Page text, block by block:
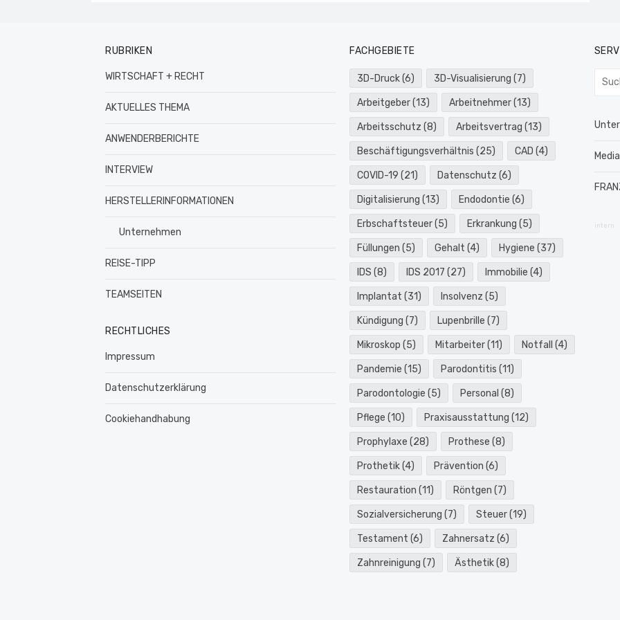
RUBRIKEN
WIRTSCHAFT + RECHT
AKTUELLES THEMA
ANWENDERBERICHTE
INTERVIEW
HERSTELLERINFORMATIONEN
Unternehmen
REISE-TIPP
TEAMSEITEN
RECHTLICHES
Impressum
Datenschutzerklärung
Cookiehandhabung
FACHGEBIETE
3D-Druck(6) 3D-Visualisierung (7)
Arbeitgeber(13) Arbeitnehmer(13)
Arbeitsschutz (8) Arbeitsvertrag (13)
Beschäftigungsverhältnis (25) CAD (4)
COVID-19 (21) Datenschutz (6)
Digitalisierung (13) Endodontie (6)
Erbschaftsteuer(5) Erkrankung (5)
Füllungen (5) Gehalt (4) Hygiene (37)
IDS (8) IDS 2017 (27) Immobilie (4)
Implantat (31) Insolvenz (5)
Kündigung (7) Lupenbrille (7)
Mikroskop (5) Mitarbeiter(11) Notfall (4)
Pandemie (15) Parodontitis (11)
Parodontologie (5) Personal (8)
Pflege (10) Praxisausstattung (12)
Prophylaxe (28) Prothese (8)
Prothetik(4) Prävention (6)
Restauration (11) Röntgen (7)
Sozialversicherung (7) Steuer(19)
Testament (6) Zahnersatz (6)
Zahnreinigung (7) Ästhetik(8)
intern